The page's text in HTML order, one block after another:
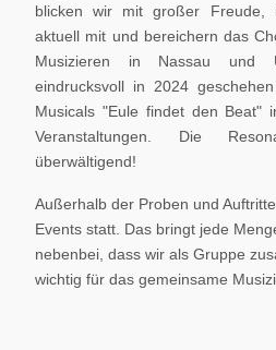
blicken wir mit großer Freude,
aktuell mit und bereichern das
Musizieren in Nassau und
eindrucksvoll in 2024
Musicals "Eule findet den Beat"
Veranstaltungen. Die
überwältigend!
Außerhalb der Proben und
Events statt. Das bringt jede
nebenbei, dass wir als Gruppe
wichtig für das gemeinsame